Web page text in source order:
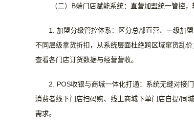
（二） B端门店赋能系统：直营加盟统一管控
1. 加盟分级管控体系：
区分总部直营、一级加
不同层级拿货折扣，从系统层面杜绝跨区域窜货乱
查看各门店订货数据与经营营收。
2. POS收银与商城一体化打通： 系统无缝对接
消费者线下门店扫码购、线上商城下单门店自提/同
需求。